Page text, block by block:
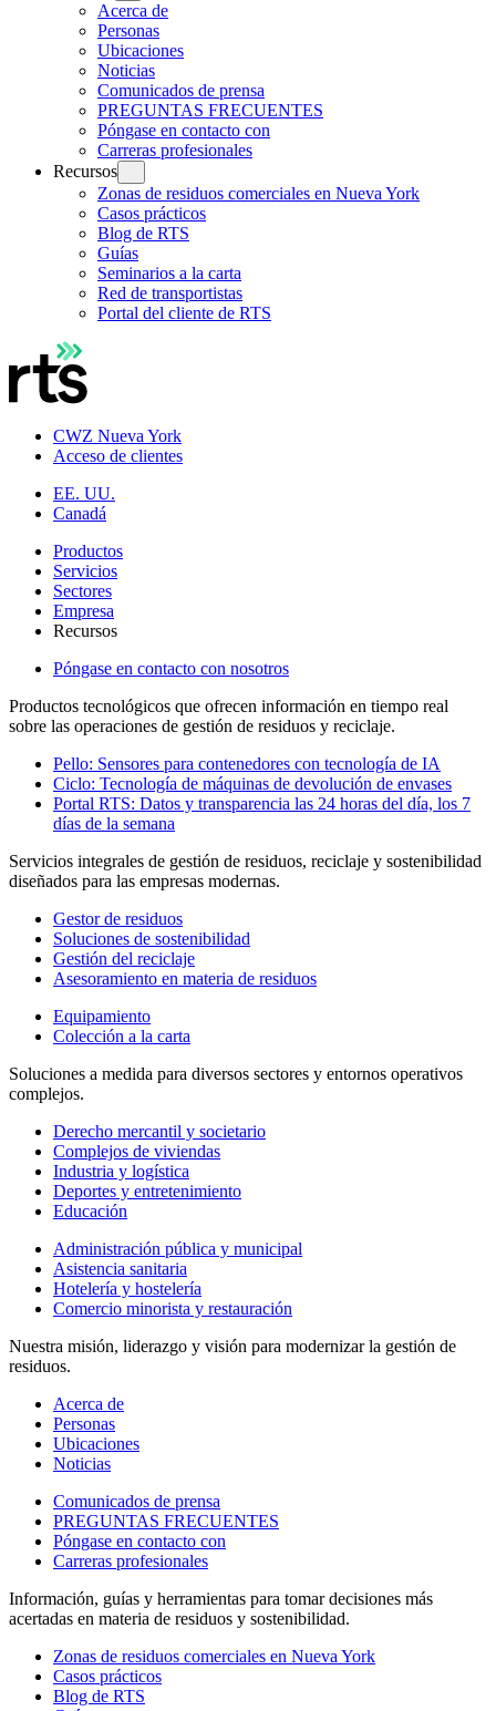
Acerca de
Personas
Ubicaciones
Noticias
Comunicados de prensa
PREGUNTAS FRECUENTES
Póngase en contacto con
Carreras profesionales
Recursos
Zonas de residuos comerciales en Nueva York
Casos prácticos
Blog de RTS
Guías
Seminarios a la carta
Red de transportistas
Portal del cliente de RTS
CWZ Nueva York
Acceso de clientes
EE. UU.
Canadá
Productos
Servicios
Sectores
Empresa
Recursos
Póngase en contacto con nosotros
Productos tecnológicos que ofrecen información en tiempo real
sobre las operaciones de gestión de residuos y reciclaje.
Pello: Sensores para contenedores con tecnología de IA
Ciclo: Tecnología de máquinas de devolución de envases
Portal RTS: Datos y transparencia las 24 horas del día, los 7
días de la semana
Servicios integrales de gestión de residuos, reciclaje y sostenibilidad
diseñados para las empresas modernas.
Gestor de residuos
Soluciones de sostenibilidad
Gestión del reciclaje
Asesoramiento en materia de residuos
Equipamiento
Colección a la carta
Soluciones a medida para diversos sectores y entornos operativos
complejos.
Derecho mercantil y societario
Complejos de viviendas
Industria y logística
Deportes y entretenimiento
Educación
Administración pública y municipal
Asistencia sanitaria
Hotelería y hostelería
Comercio minorista y restauración
Nuestra misión, liderazgo y visión para modernizar la gestión de
residuos.
Acerca de
Personas
Ubicaciones
Noticias
Comunicados de prensa
PREGUNTAS FRECUENTES
Póngase en contacto con
Carreras profesionales
Información, guías y herramientas para tomar decisiones más
acertadas en materia de residuos y sostenibilidad.
Zonas de residuos comerciales en Nueva York
Casos prácticos
Blog de RTS